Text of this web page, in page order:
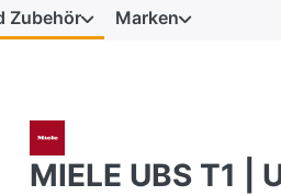
Zubehör Marken
MIELE UBS T1 |